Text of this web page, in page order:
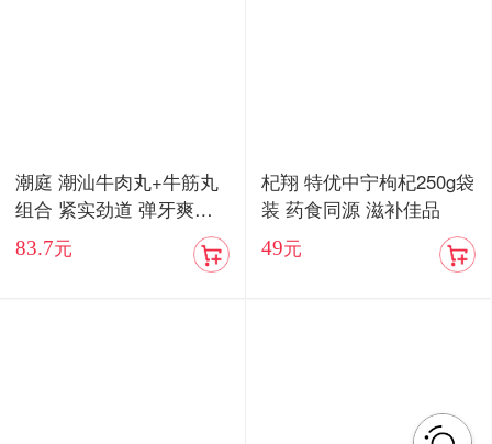
潮庭 潮汕牛肉丸+牛筋丸
组合 紧实劲道 弹牙爽口
顺丰包邮
83.7元
杞翔 特优中宁枸杞250g袋
装 药食同源 滋补佳品
49元